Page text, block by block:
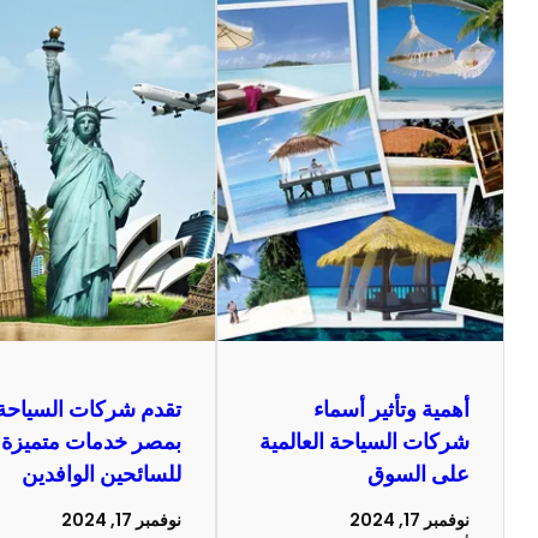
أهمية وتأثير أسماء
شركات السياحة العالمية
على السوق
نوفمبر 17, 2024
تقدم شركات
بمصر خدمات متميزة
للسائحين الوافدين
نوفمبر 17, 2024